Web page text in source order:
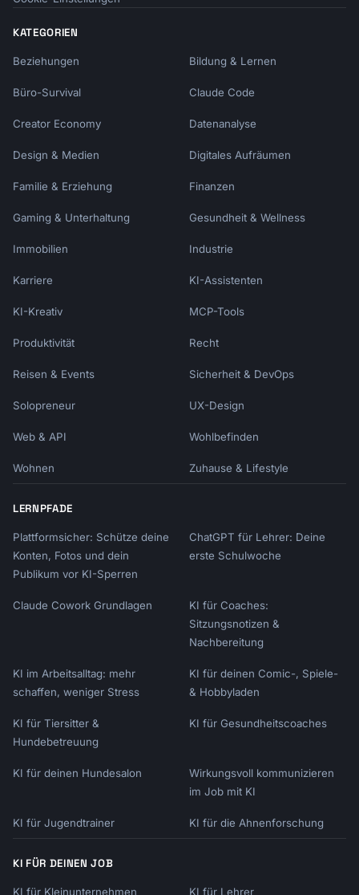
KATEGORIEN
Beziehungen Bildung & Lernen
Büro-Survival Claude Code
Creator Economy Datenanalyse
Design & Medien Digitales Aufräumen
Familie & Erziehung Finanzen
Gaming & Unterhaltung Gesundheit & Wellness
Immobilien Industrie
Karriere KI-Assistenten
KI-Kreativ MCP-Tools
Produktivität Recht
Reisen & Events Sicherheit & DevOps
Solopreneur UX-Design
Web & API Wohlbefinden
Wohnen Zuhause & Lifestyle
LERNPFADE
Plattformsicher: Schütze deine
Konten, Fotos und dein
Publikum vor KI-Sperren
ChatGPT für Lehrer: Deine
erste Schulwoche
Claude Cowork Grundlagen
KI für Coaches:
Sitzungsnotizen &
Nachbereitung
KI im Arbeitsalltag: mehr
schaffen, weniger Stress
KI für deinen Comic-, Spiele-
& Hobbyladen
KI für Tiersitter &
Hundebetreuung
KI für Gesundheitscoaches
KI für deinen Hundesalon
Wirkungsvoll kommunizieren
im Job mit KI
KI für Jugendtrainer KI für die Ahnenforschung
KI FÜR DEINEN JOB
KI für Kleinunternehmen KI für Lehrer